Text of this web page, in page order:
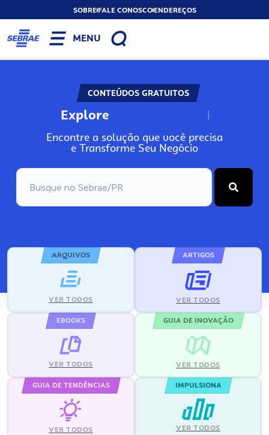
SOBREFALE CONOSCOENDEREÇOS
MENU
CONTEÚDOS GRATUITOS
Explore N
Encontre a solução que você precisa
e Transforme Seu Negócio
ARQUIVOS
VER TODOS
ARTIGOS
VER TODOS
EBOOKS
VER TODOS
GUIA DE INOVAÇÃO
VER TODOS
GUIA DE TENDÊNCIAS
VER TODOS
IMPULSIONA
VER TODOS